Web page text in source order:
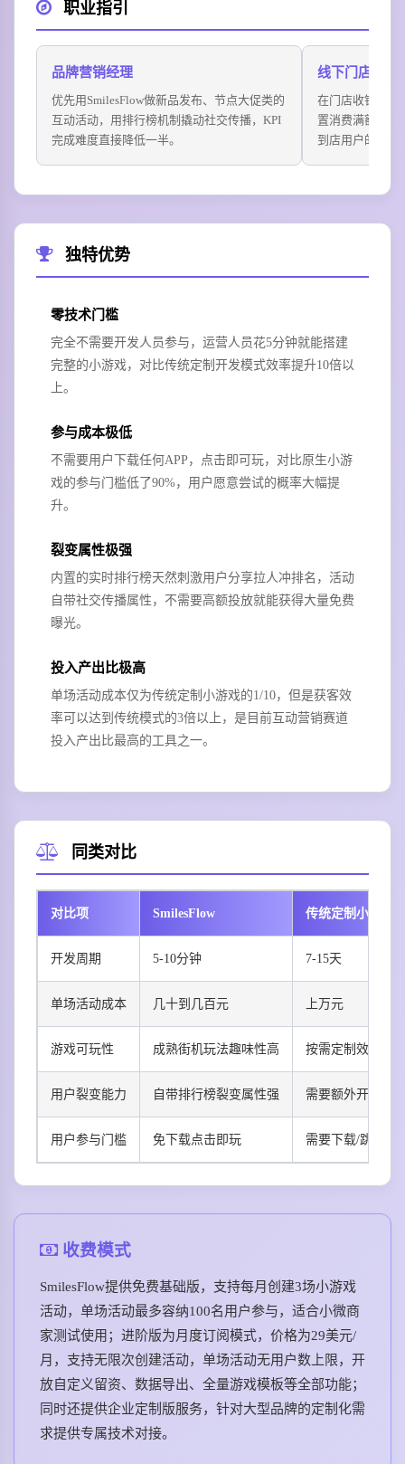
职业指引
品牌营销经理
优先用SmilesFlow做新品发布、节点大促类的
互动活动，用排行榜机制撬动社交传播，KPI
完成难度直接降低一半。
线下门店经营
在门店收银台、
置消费满额即可
到店用户的消费
独特优势
零技术门槛
完全不需要开发人员参与，运营人员花5分钟就能搭建
完整的小游戏，对比传统定制开发模式效率提升10倍以
上。
参与成本极低
不需要用户下载任何APP，点击即可玩，对比原生小游
戏的参与门槛低了90%，用户愿意尝试的概率大幅提
升。
裂变属性极强
内置的实时排行榜天然刺激用户分享拉人冲排名，活动
自带社交传播属性，不需要高额投放就能获得大量免费
曝光。
投入产出比极高
单场活动成本仅为传统定制小游戏的1/10，但是获客效
率可以达到传统模式的3倍以上，是目前互动营销赛道
投入产出比最高的工具之一。
同类对比
对比项 SmilesFlow 传统定制小游戏
开发周期 5-10分钟 7-15天
单场活动成本 几十到几百元 上万元
游戏可玩性 成熟街机玩法趣味性高 按需定制效果参
用户裂变能力 自带排行榜裂变属性强 需要额外开发裂
用户参与门槛 免下载点击即玩 需要下载/跳转多
收费模式
SmilesFlow提供免费基础版，支持每月创建3场小游戏
活动，单场活动最多容纳100名用户参与，适合小微商
家测试使用；进阶版为月度订阅模式，价格为29美元/
月，支持无限次创建活动，单场活动无用户数上限，开
放自定义留资、数据导出、全量游戏模板等全部功能；
同时还提供企业定制版服务，针对大型品牌的定制化需
求提供专属技术对接。